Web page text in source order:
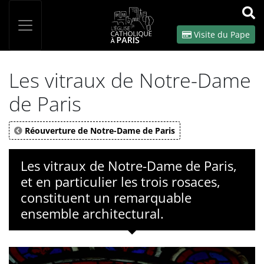
OK
Visite du Pape
Les vitraux de Notre-Dame
de Paris
Réouverture de Notre-Dame de Paris
Les vitraux de Notre-Dame de Paris,
et en particulier les trois rosaces,
constituent un remarquable
ensemble architectural.
Panneau de gestion des cookies